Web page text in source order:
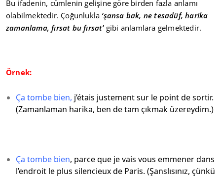
Bu ifadenin, cümlenin gelişine göre birden fazla anlamı
olabilmektedir. Çoğunlukla ‘şansa bak, ne tesadüf, harika
zamanlama, fırsat bu fırsat’gibi anlamlara gelmektedir.
Örnek:
Ça tombe bien, j’étais justement sur le point de sortir.
(Zamanlaman harika, ben de tam çıkmak üzereydim.)
Ça tombe bien, parce que je vais vous emmener dans
l’endroit le plus silencieux de Paris. (Şanslısınız, çünkü